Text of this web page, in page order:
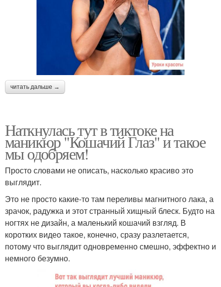
читать дальше →
Наткнулась тут в тиктоке на
маникюр "Кошачий Глаз" и такое
мы одобряем!
Просто словами не описать, насколько красиво это
выглядит.
Это не просто какие-то там переливы магнитного лака, а
зрачок, радужка и этот странный хищный блеск. Будто на
ногтях не дизайн, а маленький кошачий взгляд. В
коротких видео такое, конечно, сразу разлетается,
потому что выглядит одновременно смешно, эффектно и
немного безумно.